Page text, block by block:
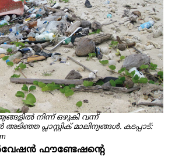
നിന്ന് ഒഴുകി വന്ന്
പ്ലാസ്റ്റിക് മാലിന്യങ്ങൾ. കടപ്പാട്:
ഫൗണ്ടേഷന്റെ